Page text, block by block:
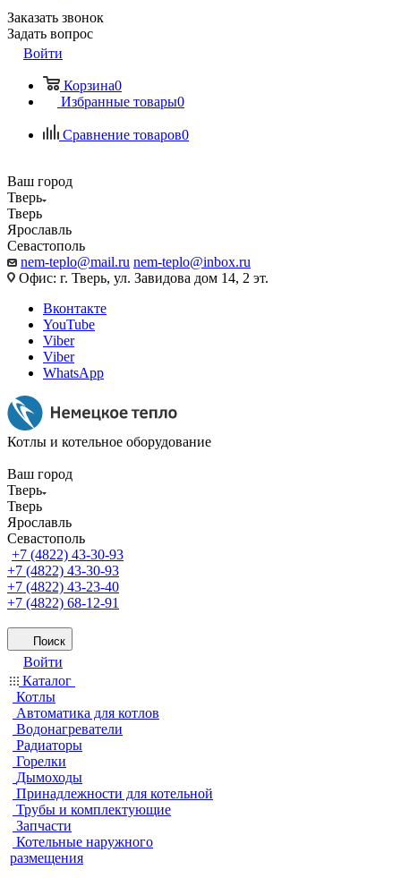
Заказать звонок
Задать вопрос
Войти
Корзина0
Избранные товары0
Сравнение товаров0
Ваш город
Тверь
Тверь
Ярославль
Севастополь
nem-teplo@mail.ru nem-teplo@inbox.ru
Офис: г. Тверь, ул. Завидова дом 14, 2 эт.
Вконтакте
YouTube
Viber
Viber
WhatsApp
Котлы и котельное оборудование
Ваш город
Тверь
Тверь
Ярославль
Севастополь
+7 (4822) 43-30-93
+7 (4822) 43-30-93
+7 (4822) 43-23-40
+7 (4822) 68-12-91
Поиск
Войти
Каталог
Котлы
Автоматика для котлов
Водонагреватели
Радиаторы
Горелки
Дымоходы
Принадлежности для котельной
Трубы и комплектующие
Запчасти
Котельные наружного
размещения